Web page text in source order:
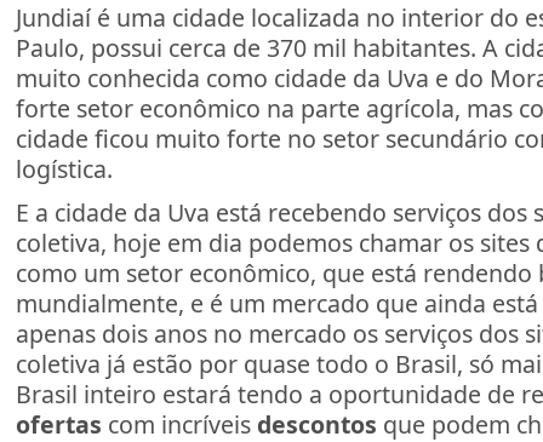
Jundiaí é uma cidade localizada no interior do
Paulo, possui cerca de 370 mil habitantes. A
muito conhecida como cidade da Uva e do
forte setor econômico na parte agrícola, mas
cidade ficou muito forte no setor secundário
logística.
E a cidade da Uva está recebendo serviços dos
coletiva, hoje em dia podemos chamar os sites
como um setor econômico, que está rendendo
mundialmente, e é um mercado que ainda
apenas dois anos no mercado os serviços dos
coletiva já estão por quase todo o Brasil, só
Brasil inteiro estará tendo a oportunidade de
ofertas com incríveis descontos que podem